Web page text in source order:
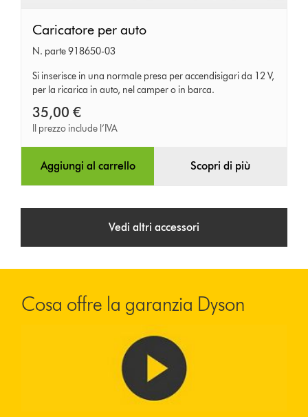
Caricatore
per
auto
Caricatore per auto
N. parte 918650-03
Si inserisce in una normale presa per accendisigari da 12 V,
per la ricarica in auto, nel camper o in barca.
35,00 €
Il prezzo include l’IVA
Aggiungi al carrello Scopri di più
Vedi altri accessori
Cosa offre la garanzia Dyson